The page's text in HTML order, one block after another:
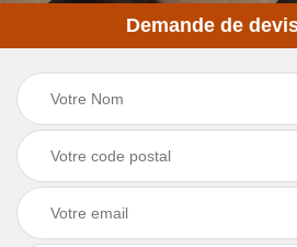
Demande de